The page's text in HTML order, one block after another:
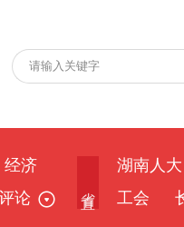
经济
论
湖南人大
工会